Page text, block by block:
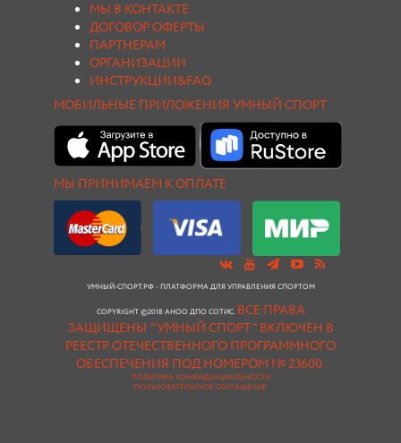
МЫ В КОНТАКТЕ
ДОГОВОР ОФЕРТЫ
ПАРТНЕРАМ
ОРГАНИЗАЦИИ
ИНСТРУКЦИИ&FAQ
МОБИЛЬНЫЕ ПРИЛОЖЕНИЯ УМНЫЙ СПОРТ
МЫ ПРИНИМАЕМ К ОПЛАТЕ
УМНЫЙ-СПОРТ.РФ - ПЛАТФОРМА ДЛЯ УПРАВЛЕНИЯ СПОРТОМ
COPYRIGHT ©2018 АНОО ДПО СОТИС. ВСЕ ПРАВА
ЗАЩИЩЕНЫ."УМНЫЙ СПОРТ " ВКЛЮЧЕН В
РЕЕСТР ОТЕЧЕСТВЕННОГО ПРОГРАММНОГО
ОБЕСПЕЧЕНИЯ ПОД НОМЕРОМ № 23600.
ПОЛИТИКА КОНФИДЕНЦИАЛЬНОСТИ
ПОЛЬЗОВАТЕЛЬСКОЕ СОГЛАШЕНИЕ